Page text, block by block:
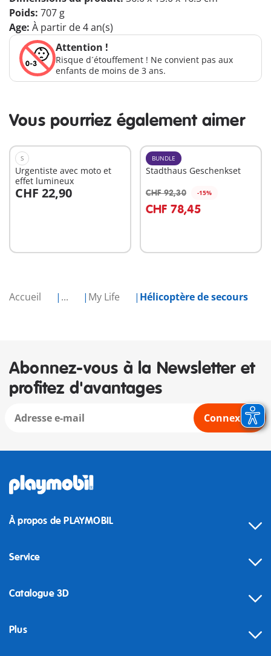
Accueil ... My Life Hélicoptère de secours
Poids: 707 g
Age: À partir de 4 an(s)
Attention !
Risque d´étouffement ! Ne convient pas aux
enfants de moins de 3 ans.
Vous pourriez également aimer
S
Urgentiste avec moto et
effet lumineux
CHF 22,90
Au panier
BUNDLE
Stadthaus Geschenkset
CHF 92,30 -15%
CHF 78,45
Au panier
Abonnez-vous à la Newsletter et
profitez d'avantages
Connexion
À propos de PLAYMOBIL
Service
Catalogue 3D
Plus